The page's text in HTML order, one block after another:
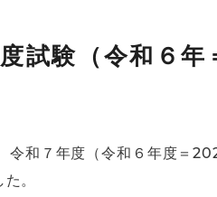
試験（令和６
令和７年度（令和６年度＝
。